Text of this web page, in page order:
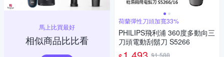
馬上比買最好
相似商品比比看
荷蘭彈性刀頭加寬33%
PHILIPS飛利浦 360度多動向三
刀頭電動刮鬍刀 S5266
$1,588